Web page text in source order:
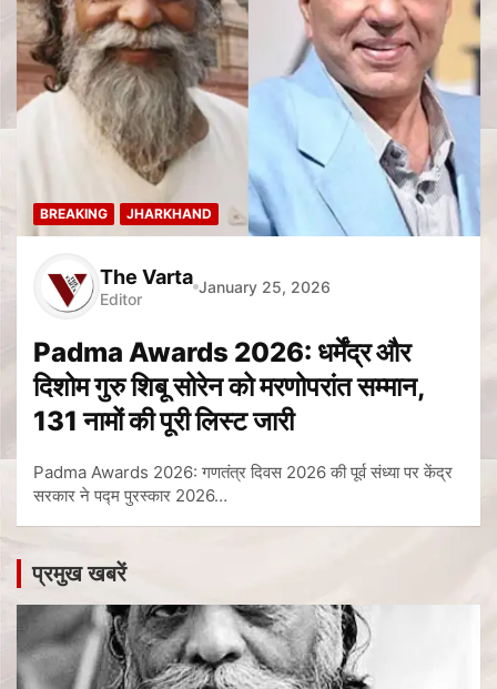
BREAKING JHARKHAND
The Varta
Editor
January 25, 2026
Padma Awards 2026: धर्मेंद्र और
दिशोम गुरु शिबू सोरेन को मरणोपरांत सम्मान,
131 नामों की पूरी लिस्ट जारी
Padma Awards 2026: गणतंत्र दिवस 2026 की पूर्व संध्या पर केंद्र
सरकार ने पद्म पुरस्कार 2026…
प्रमुख खबरें